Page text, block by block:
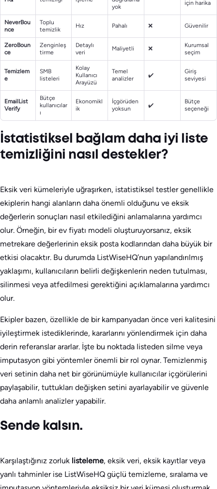
yok
için harika
NeverBou
nce
Toplu
temizlik
Hız Pahalı ❌ Güvenilir
ZeroBoun
ce
Zenginleş
tirme
Detaylı
veri
Maliyetli ❌
Kurumsal
seçim
Temizlem
e
SMB
listeleri
Kolay
Kullanıcı
Arayüzü
Temel
analizler
✔️
Giriş
seviyesi
EmailList
Verify
Bütçe
kullanıcılar
ı
Ekonomikl
ik
İçgörüden
yoksun
✔️
Bütçe
seçeneği
İstatistiksel bağlam daha iyi liste
temizliğini nasıl destekler?
Eksik veri kümeleriyle uğraşırken, istatistiksel testler genellikle
ekiplerin hangi alanların daha önemli olduğunu ve eksik
değerlerin sonuçları nasıl etkilediğini anlamalarına yardımcı
olur. Örneğin, bir ev fiyatı modeli oluşturuyorsanız, eksik
metrekare değerlerinin eksik posta kodlarından daha büyük bir
etkisi olacaktır. Bu durumda ListWiseHQ’nun yapılandırılmış
yaklaşımı, kullanıcıların belirli değişkenlerin neden tutulması,
silinmesi veya atfedilmesi gerektiğini açıklamalarına yardımcı
olur.
Ekipler bazen, özellikle de bir kampanyadan önce veri kalitesini
iyileştirmek istediklerinde, kararlarını yönlendirmek için daha
derin referanslar ararlar. İşte bu noktada listeden silme veya
imputasyon gibi yöntemler önemli bir rol oynar. Temizlenmiş
veri setinin daha net bir görünümüyle kullanıcılar içgörülerini
paylaşabilir, tuttukları değişken setini ayarlayabilir ve güvenle
daha anlamlı analizler yapabilir.
Sende kalsın.
Karşılaştığınız zorluk listeleme, eksik veri, eksik kayıtlar veya
yanlı tahminler ise ListWiseHQ güçlü temizleme, sıralama ve